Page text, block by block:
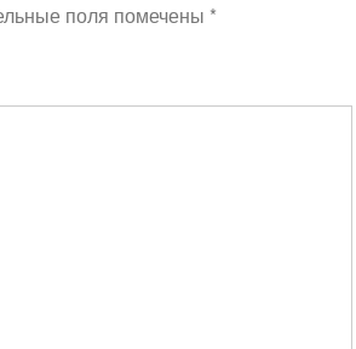
поля помечены *